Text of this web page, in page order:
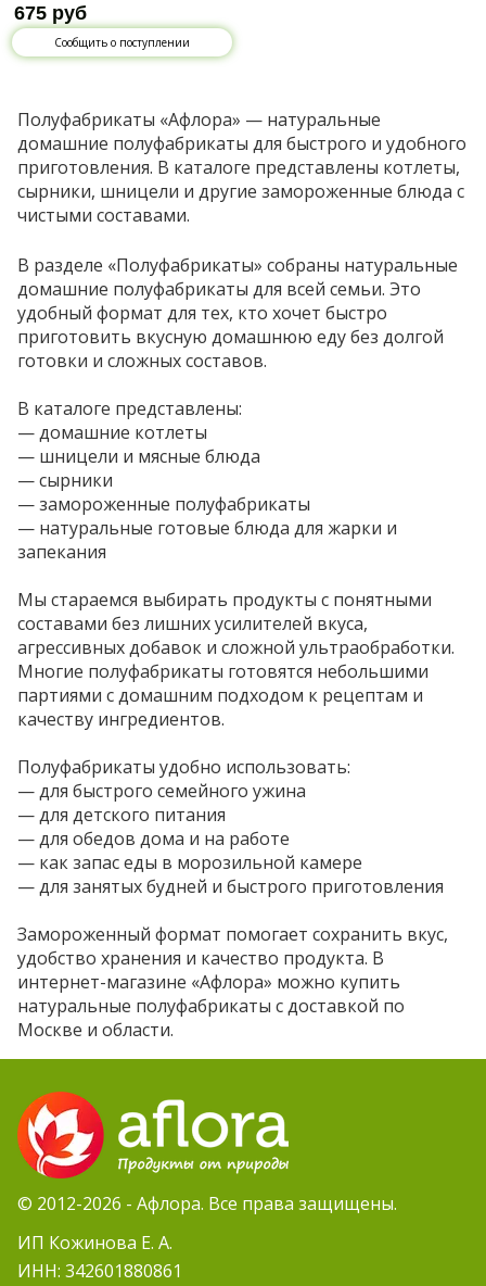
675 руб
Сообщить о поступлении
Полуфабрикаты «Афлора» — натуральные
домашние полуфабрикаты для быстрого и удобного
приготовления. В каталоге представлены котлеты,
сырники, шницели и другие замороженные блюда с
чистыми составами.
В разделе «Полуфабрикаты» собраны натуральные
домашние полуфабрикаты для всей семьи. Это
удобный формат для тех, кто хочет быстро
приготовить вкусную домашнюю еду без долгой
готовки и сложных составов.
В каталоге представлены:
— домашние котлеты
— шницели и мясные блюда
— сырники
— замороженные полуфабрикаты
— натуральные готовые блюда для жарки и
запекания
Мы стараемся выбирать продукты с понятными
составами без лишних усилителей вкуса,
агрессивных добавок и сложной ультраобработки.
Многие полуфабрикаты готовятся небольшими
партиями с домашним подходом к рецептам и
качеству ингредиентов.
Полуфабрикаты удобно использовать:
— для быстрого семейного ужина
— для детского питания
— для обедов дома и на работе
— как запас еды в морозильной камере
— для занятых будней и быстрого приготовления
Замороженный формат помогает сохранить вкус,
удобство хранения и качество продукта. В
интернет-магазине «Афлора» можно купить
натуральные полуфабрикаты с доставкой по
Москве и области.
© 2012-2026 - Афлора. Все права защищены.
ИП Кожинова Е. А.
ИНН: 342601880861